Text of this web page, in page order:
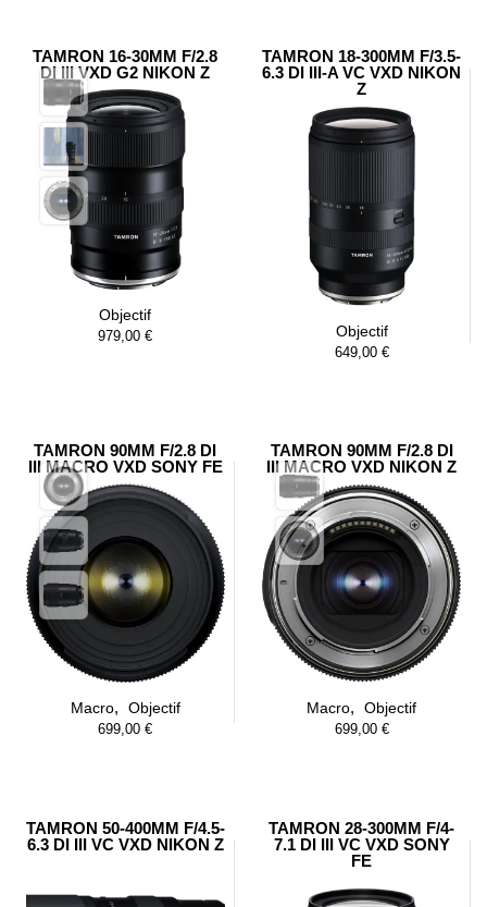
TAMRON 16-30MM F/2.8
DI III VXD G2 NIKON Z
Objectif
979,00€
TAMRON 18-300MM F/3.5-
6.3 DI III-A VC VXD NIKON
Z
Objectif
649,00 €
TAMRON 90MM F/2.8 DI
III MACRO VXD SONY FE
Macro,
Objectif
699,00€
TAMRON 90MM F/2.8 DI
III MACRO VXD NIKON Z
Macro,
Objectif
699,00 €
TAMRON 50-400MM F/4.5-
6.3 DI III VC VXD NIKON Z
TAMRON 28-300MM F/4-
7.1 DI III VC VXD SONY
FE